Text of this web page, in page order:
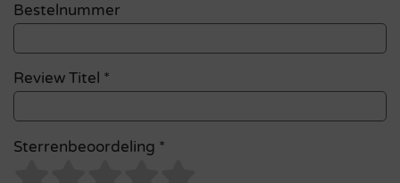
Bestelnummer
Review Titel *
Sterrenbeoordeling *